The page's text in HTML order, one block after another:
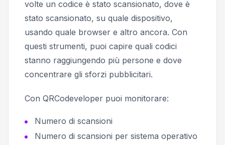
volte un codice è stato scansionato, dove è
stato scansionato, su quale dispositivo,
usando quale browser e altro ancora. Con
questi strumenti, puoi capire quali codici
stanno raggiungendo più persone e dove
concentrare gli sforzi pubblicitari.
Con QRCodeveloper puoi monitorare:
Numero di scansioni
Numero di scansioni per sistema operativo